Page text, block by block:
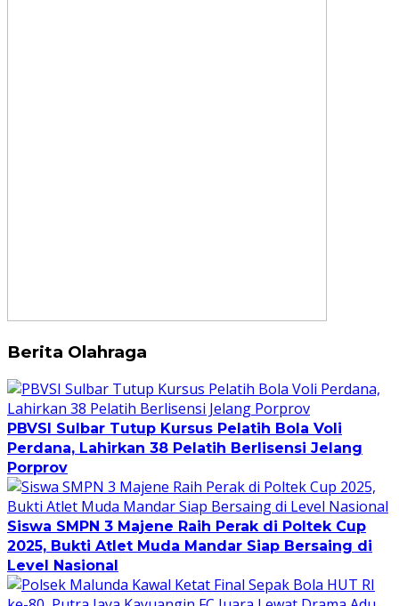
Berita Olahraga
PBVSI Sulbar Tutup Kursus Pelatih Bola Voli
Perdana, Lahirkan 38 Pelatih Berlisensi Jelang
Porprov
Siswa SMPN 3 Majene Raih Perak di Poltek Cup
2025, Bukti Atlet Muda Mandar Siap Bersaing di
Level Nasional